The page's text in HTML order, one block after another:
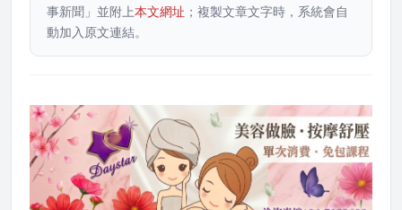
事新聞」並附上本文網址 ；複製文章文字時，系統會自
動加入原文連結。